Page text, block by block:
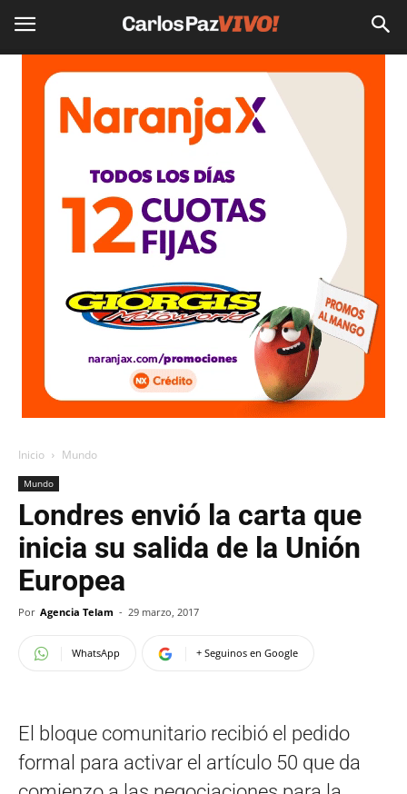
Inicio Mundo
Mundo
Londres envió la carta que
inicia su salida de la Unión
Europea
Por Agencia Telam - 29 marzo, 2017
WhatsApp + Seguinos en Google
El bloque comunitario recibió el pedido
formal para activar el artículo 50 que da